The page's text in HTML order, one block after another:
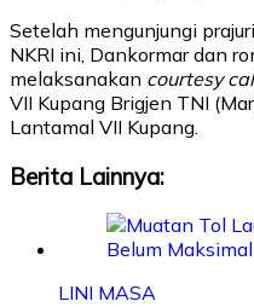
Setelah mengunjungi
NKRI ini, Dankormar dan
melaksanakan courtesy
VII Kupang Brigjen TNI
Lantamal VII Kupang.
Berita Lainnya:
LINI MASA